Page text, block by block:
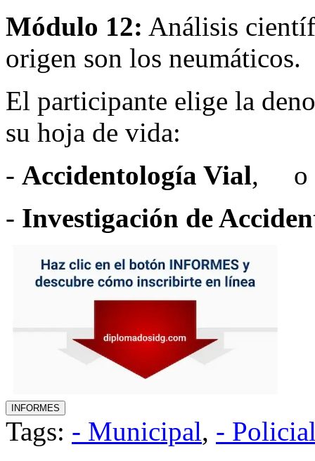
Módulo 12: Análisis
origen son los neumáticos.
El participante elige la
su hoja de vida:
- Accidentología Vial, o
- Investigación de
Tags: - Municipal, -